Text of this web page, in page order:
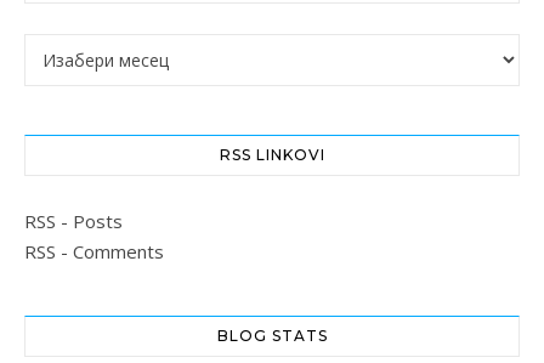
Архиве
RSS LINKOVI
RSS - Posts
RSS - Comments
BLOG STATS